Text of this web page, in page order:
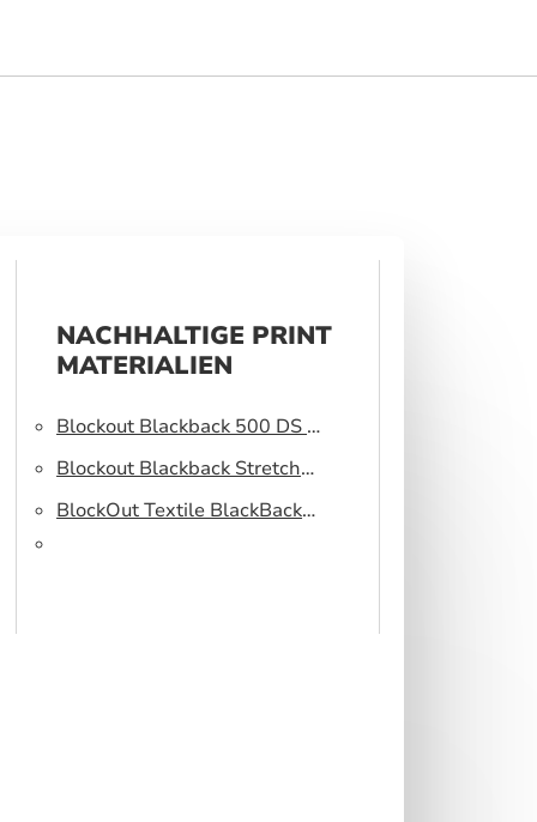
NACHHALTIGE PRINT
MATERIALIEN
Blockout Blackback 500 DS –
Light blocking fabric
Blockout Blackback Stretch
320 DS – Light blocking
BlockOut Textile BlackBack